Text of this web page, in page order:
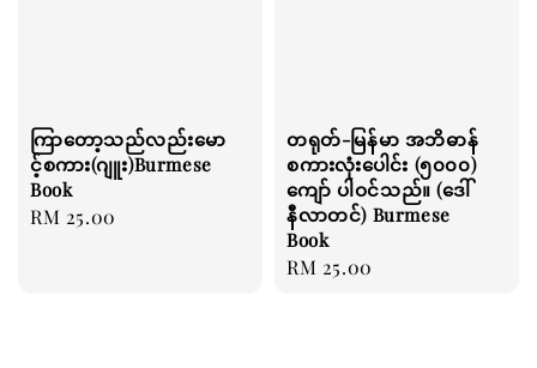
ကြာတော့သည်လည်းမော
င့်စကား(ဂျူး)Burmese
Book
Regular
RM 25.00
တရုတ်-မြန်မာ အဘိဓာန်
စကားလုံးပေါင်း (၅၀၀၀)
ကျော် ပါဝင်သည်။ (ဒေါ်
နီလာတင်) Burmese
Book
Regular
RM 25.00